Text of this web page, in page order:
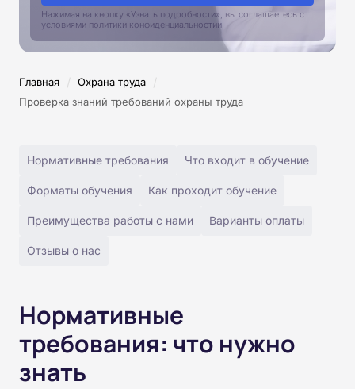
Нажимая на кнопку «Узнать подробности», вы соглашаетесь с
условиями политики конфиденциальностии
Главная / Охрана труда /
Проверка знаний требований охраны труда
Нормативные требования Что входит в обучение
Форматы обучения Как проходит обучение
Преимущества работы с нами Варианты оплаты
Отзывы о нас
Нормативные
требования: что нужно
знать